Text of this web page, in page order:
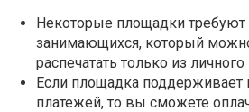
Некоторые площадки требуют
занимающихся, который
распечатать только из
Если площадка поддерживает
платежей, то вы сможете